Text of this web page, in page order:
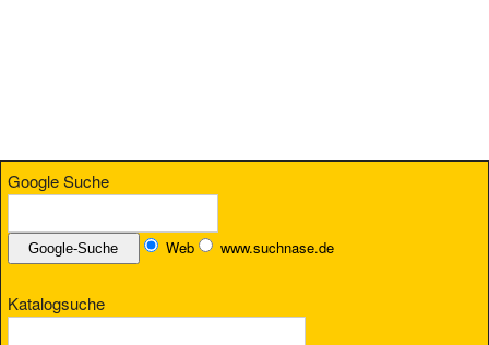
Google Suche
Web www.suchnase.de
Katalogsuche